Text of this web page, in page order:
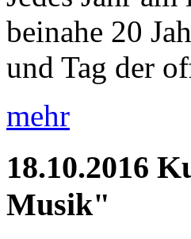
beinahe 20
und Tag der
mehr
18.10.2016
Musik"